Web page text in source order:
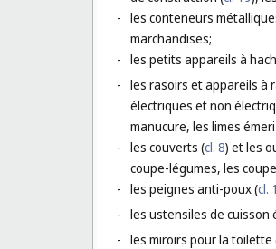
- les conteneurs
marchandises;
- les petits appareils à
- les rasoirs et appareils à
électriques et non
manucure, les limes
- les couverts (cl. 8) et les
coupe-légumes, les
- les peignes anti-poux (cl.
- les ustensiles de cuisson
- les miroirs pour la toilette